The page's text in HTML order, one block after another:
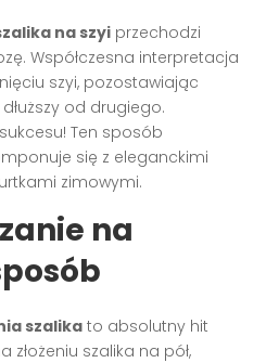
na szyi przechodzi
Współczesna interpretacja
szyi, pozostawiając
od drugiego.
Ten sposób
się z eleganckimi
zimowymi.
na
szalika to absolutny hit
złożeniu szalika na pół,